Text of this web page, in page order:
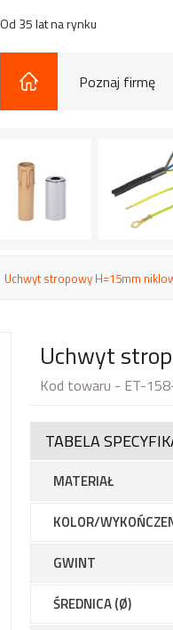
Od 35 lat na rynku
Poznaj firmę
Uchwyt stropowy H=15mm
Uchwyt
Kod towaru - ET-
TABELA
MATERIAŁ
KOLOR/
GWINT
ŚREDNICA (Ø)